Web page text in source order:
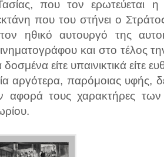
που τον ερωτεύεται η
που του στήνει ο
ηθικό αυτουργό της
και στο τέλος
είτε υπαινικτικά είτε
αργότερα, παρόμοιας υφής,
αφορά τους χαρακτήρες